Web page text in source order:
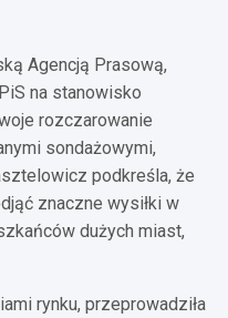
Agencją Prasową,
na stanowisko
rozczarowanie
sondażowymi,
podkreśla, że
znaczne wysiłki w
dużych miast,
rynku, przeprowadziła